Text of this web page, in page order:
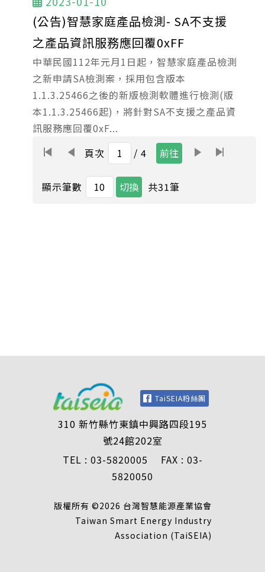
(公告)智慧家庭產品檢測- SA不支援
之產品資訊服務應回覆0xFF
中華民國112年元月1日起，智慧家庭產品檢測
之新申請SA檢測案，採用包含版本
1.1.3.25466之後的新版檢測軟體進行檢測(版
本1.1.3.25466起)，將針對SA不支援之產品資
訊服務應回覆0xF...
頁次
/ 4
顯示筆數 共31筆
TaiSEIA粉絲團
310 新竹縣竹東鎮中興路四段195
號24館202室
TEL : 03-5820005 FAX : 03-
5820050
版權所有 ©2026 台灣智慧能源產業協會
Taiwan Smart Energy Industry
Association (TaiSEIA)